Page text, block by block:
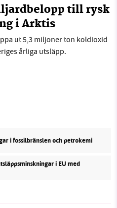
till rysk
i Arktis
ut 5,3 miljoner ton koldioxid
årliga utsläpp.
i fossilbränslen och petrokemi
i EU med